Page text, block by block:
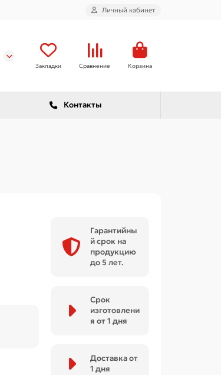
Личный кабинет
Закладки Сравнение Корзина
Контакты
Гарантийны
й срок на
продукцию
до 5 лет.
Срок
изготовлени
я от 1 дня
Доставка от
1 дня